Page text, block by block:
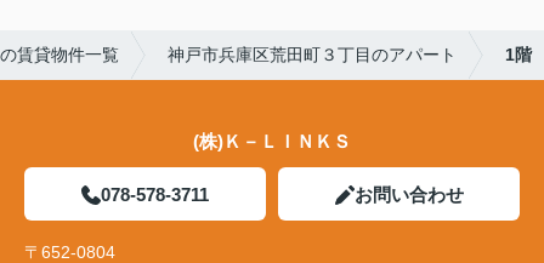
賃貸物件一覧 神戸市兵庫区荒田町３丁目のアパート 1階
(株)Ｋ－ＬＩＮＫＳ
078-578-3711 お問い合わせ
〒652-0804